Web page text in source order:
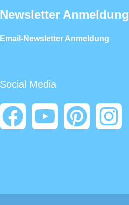
Newsletter Anmeldung
Email-Newsletter Anmeldung
Social Media